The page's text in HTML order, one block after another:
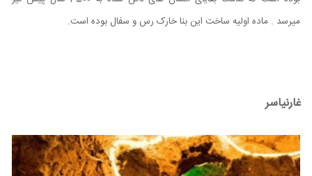
میرسد . ماده اولیه ساخت این بنا خارک رس و سفال بوده است.
غارنیاسر